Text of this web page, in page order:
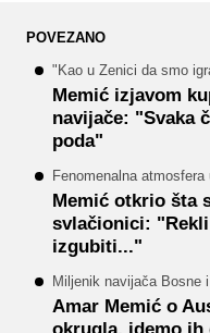
POVEZANO
"Kao u Zenici da smo
Memić izjavom
navijače: "Svaka
poda"
Fenomenalna atmosfera
Memić otkrio šta
svlačionici:
izgubiti..."
Miljenik navijača Bosne
Amar Memić o
okrugla, idemo